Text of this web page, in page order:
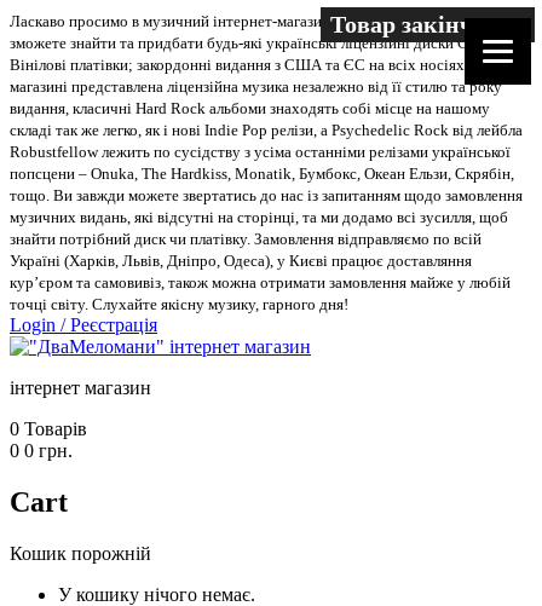
Ласкаво просимо в музичний інтернет-магазин “Два меломани”. У нас Ви
зможете знайти та придбати будь-які українські ліцензійні диски CD, DVD,
Вінілові платівки; закордонні видання з США та ЄС на всіх носіях. В
магазині представлена ліцензійна музика незалежно від її стилю та року
видання, класичні Hard Rock альбоми знаходять собі місце на нашому
складі так же легко, як і нові Indie Pop релізи, а Psychedelic Rock від лейбла
Robustfellow лежить по сусідству з усіма останніми релізами української
попсцени – Onuka, The Hardkiss, Monatik, Бумбокс, Океан Ельзи, Скрябін,
тощо. Ви завжди можете звертатись до нас із запитанням щодо замовлення
музичних видань, які відсутні на сторінці, та ми додамо всі зусилля, щоб
знайти потрібний диск чи платівку. Замовлення відправляємо по всій
Україні (Харків, Львів, Дніпро, Одеса), у Києві працює доставляння
кур’єром та самовивіз, також можна отримати замовлення майже у любій
точці світу. Слухайте якісну музику, гарного дня!
Login /Реєстрація
інтернет магазин
0 Товарів
0 0 грн.
Cart
Кошик порожній
У кошику нічого немає.
Товар закінчився
Товар закінчився
Товар закінчився
Товар закінчився
Товар закінчився
Товар закінчився